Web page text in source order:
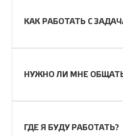
КАК РАБОТАТЬ С
НУЖНО ЛИ МНЕ
ГДЕ Я БУДУ РАБОТАТЬ?